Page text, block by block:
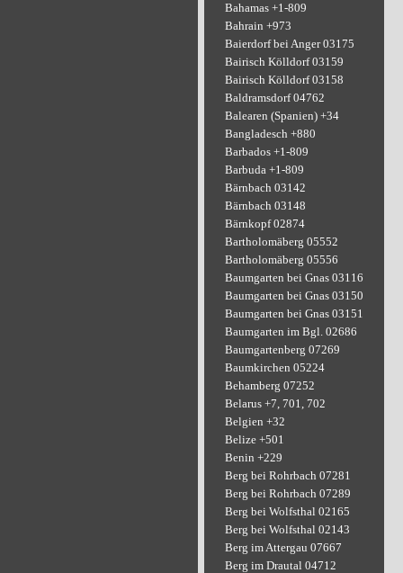
Bahamas +1-809
Bahrain +973
Baierdorf bei Anger 03175
Bairisch Kölldorf 03159
Bairisch Kölldorf 03158
Baldramsdorf 04762
Balearen (Spanien) +34
Bangladesch +880
Barbados +1-809
Barbuda +1-809
Bärnbach 03142
Bärnbach 03148
Bärnkopf 02874
Bartholomäberg 05552
Bartholomäberg 05556
Baumgarten bei Gnas 03116
Baumgarten bei Gnas 03150
Baumgarten bei Gnas 03151
Baumgarten im Bgl. 02686
Baumgartenberg 07269
Baumkirchen 05224
Behamberg 07252
Belarus +7, 701, 702
Belgien +32
Belize +501
Benin +229
Berg bei Rohrbach 07281
Berg bei Rohrbach 07289
Berg bei Wolfsthal 02165
Berg bei Wolfsthal 02143
Berg im Attergau 07667
Berg im Drautal 04712